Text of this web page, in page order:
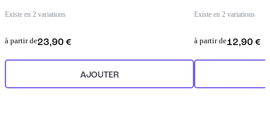
Existe en 2 variations
à partir de23,90 €
AJOUTER
Existe en 2 variations
à partir de12,90 €